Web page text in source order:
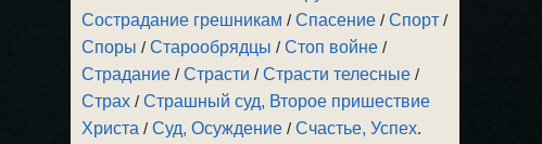
Сострадание грешникам /Спасение /Спорт /
Споры /Старообрядцы /Стоп войне /
Страдание /Страсти /Страсти телесные /
Страх /Страшный суд, Второе пришествие
Христа /Суд, Осуждение /Счастье, Успех.